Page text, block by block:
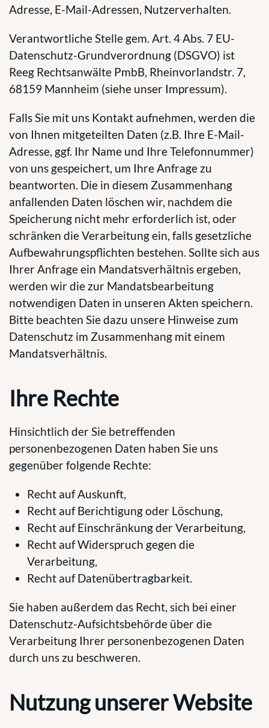
Adresse, E-Mail-Adressen, Nutzerverhalten.
Verantwortliche Stelle gem. Art. 4 Abs. 7 EU-
Datenschutz-Grundverordnung (DSGVO) ist
Reeg Rechtsanwälte PmbB, Rheinvorlandstr. 7,
68159 Mannheim (siehe unser Impressum).
Falls Sie mit uns Kontakt aufnehmen, werden die
von Ihnen mitgeteilten Daten (z.B. Ihre E-Mail-
Adresse, ggf. Ihr Name und Ihre Telefonnummer)
von uns gespeichert, um Ihre Anfrage zu
beantworten. Die in diesem Zusammenhang
anfallenden Daten löschen wir, nachdem die
Speicherung nicht mehr erforderlich ist, oder
schränken die Verarbeitung ein, falls gesetzliche
Aufbewahrungspflichten bestehen. Sollte sich aus
Ihrer Anfrage ein Mandatsverhältnis ergeben,
werden wir die zur Mandatsbearbeitung
notwendigen Daten in unseren Akten speichern.
Bitte beachten Sie dazu unsere Hinweise zum
Datenschutz im Zusammenhang mit einem
Mandatsverhältnis.
Ihre Rechte
Hinsichtlich der Sie betreffenden
personenbezogenen Daten haben Sie uns
gegenüber folgende Rechte:
Recht auf Auskunft,
Recht auf Berichtigung oder Löschung,
Recht auf Einschränkung der Verarbeitung,
Recht auf Widerspruch gegen die
Verarbeitung,
Recht auf Datenübertragbarkeit.
Sie haben außerdem das Recht, sich bei einer
Datenschutz-Aufsichtsbehörde über die
Verarbeitung Ihrer personenbezogenen Daten
durch uns zu beschweren.
Nutzung unserer Website